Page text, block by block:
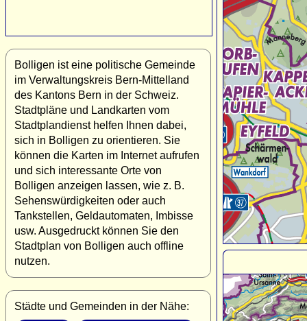
Bolligen ist eine politische Gemeinde
im Verwaltungskreis Bern-Mittelland
des Kantons Bern in der Schweiz.
Stadtpläne und Landkarten vom
Stadtplandienst helfen Ihnen dabei,
sich in Bolligen zu orientieren. Sie
können die Karten im Internet aufrufen
und sich interessante Orte von
Bolligen anzeigen lassen, wie z. B.
Sehenswürdigkeiten oder auch
Tankstellen, Geldautomaten, Imbisse
usw. Ausgedruckt können Sie den
Stadtplan von Bolligen auch offline
nutzen.
Städte und Gemeinden in der Nähe: